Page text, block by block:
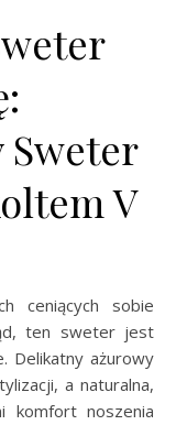
Sweter
V
ceniących sobie
ten sweter jest
Delikatny ażurowy
a naturalna,
komfort noszenia